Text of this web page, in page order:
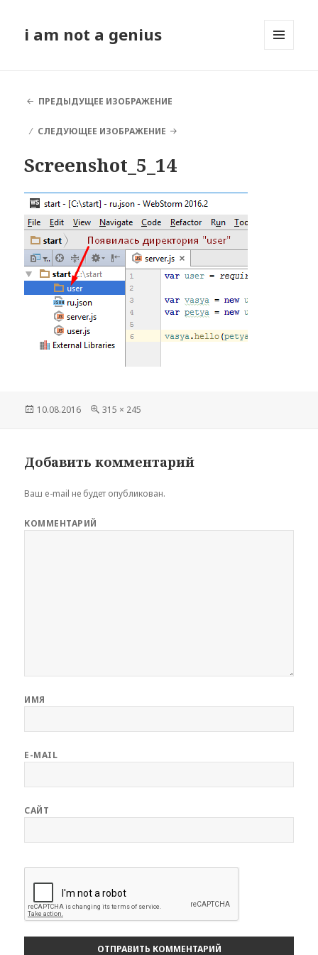
i am not a genius
ПРЕДЫДУЩЕЕ ИЗОБРАЖЕНИЕ
СЛЕДУЮЩЕЕ ИЗОБРАЖЕНИЕ
Screenshot_5_14
Опубликовано
10.08.2016
Полный
315 × 245
Добавить комментарий
Ваш e-mail не будет опубликован.
КОММЕНТАРИЙ
ИМЯ
E-MAIL
САЙТ